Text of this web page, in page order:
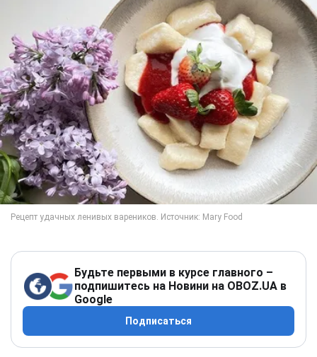
Будьте первыми в курсе главного –
подпишитесь на Новини на OBOZ.UA в
Google
Подписаться